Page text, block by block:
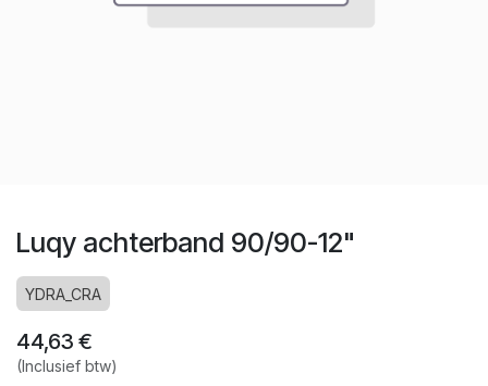
Luqy achterband 90/90-12"
YDRA_CRA
44,63 €
(Inclusief btw)